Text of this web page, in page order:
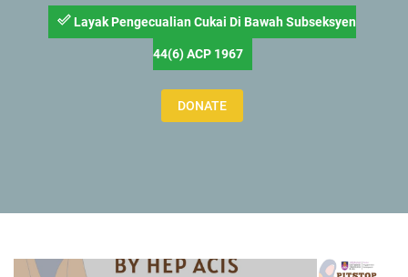
done_outline Layak Pengecualian Cukai Di Bawah Subseksyen
44(6) ACP 1967
DONATE